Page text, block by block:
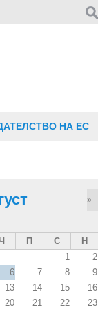
НА ЕС
»
П С
Н
1
2
6 7 8
9
13 14 15
16
20 21 22
23